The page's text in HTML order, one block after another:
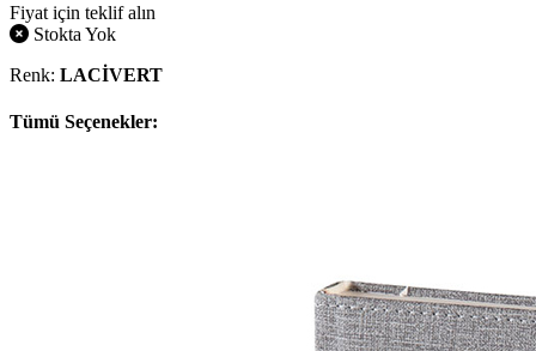
Fiyat için teklif alın
Stokta Yok
Renk: LACİVERT
Tümü Seçenekler: